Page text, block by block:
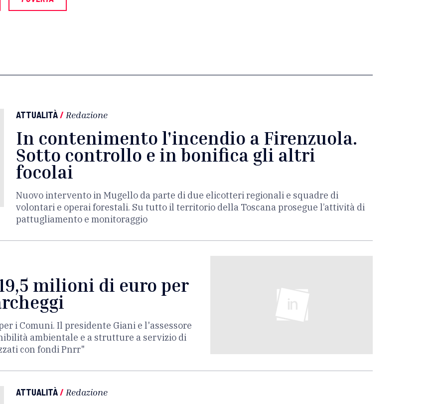
ATTUALITÀ/ Redazione
In contenimento l'incendio a Firenzuola.
Sotto controllo e in bonifica gli altri
focolai
Nuovo intervento in Mugello da parte di due elicotteri regionali e squadre di
volontari e operai forestali. Su tutto il territorio della Toscana prosegue l’attività di
pattugliamento e monitoraggio
milioni di euro per
i Comuni. Il presidente Giani e l'assessore
ambientale e a strutture a servizio di
con fondi Pnrr"
ATTUALITÀ/ Redazione